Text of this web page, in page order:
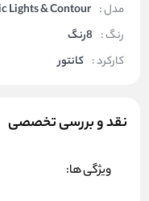
مدل : Lights & Contour
رنگ : 8رنگ
کارکرد : کانتور
نقد و بررسی تخصصی
ویژگی ها: